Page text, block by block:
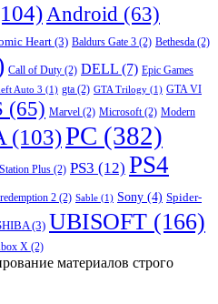
Android (63)
Heart (3) Baldurs Gate 3 (2) Bethesda (2)
Call of Duty (2) DELL (7) Epic Games
Auto 3 (1) gta (2) GTA Trilogy (1) GTA VI
(65) Marvel (2) Microsoft(2) Modern
(103)PC (382)
Plus (2) PS3 (12) PS4
2 (2) Sable (1) Sony (4) Spider-
(3) UBISOFT (166)
X (2)
материалов строго